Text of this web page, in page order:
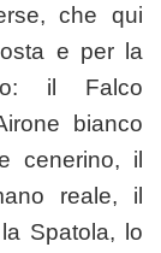
che qui
e per la
il Falco
bianco
cenerino, il
reale, il
Spatola, lo